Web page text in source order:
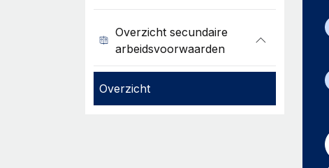
Overzicht secundaire
arbeidsvoorwaarden
Overzicht